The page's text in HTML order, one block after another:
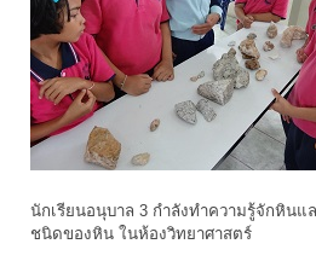
นักเรียนอนุบาล 3 กำลังทำความรู้จักหินแ
ชนิดของหิน ในห้องวิทยาศาสตร์